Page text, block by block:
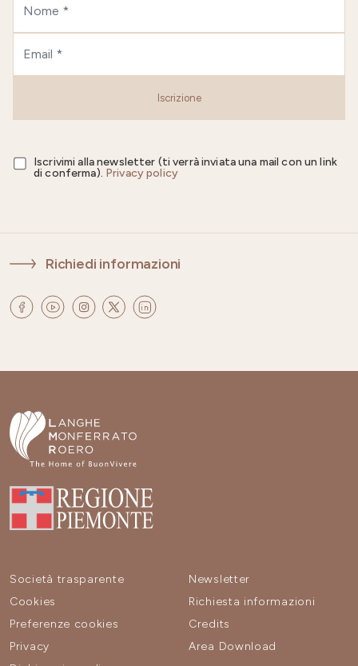
Iscrizione
Iscrivimi alla newsletter (ti verrà inviata una mail con un link
di conferma). Privacy policy
Richiedi informazioni
Società trasparente
Cookies
Preferenze cookies
Privacy
Newsletter
Richiesta informazioni
Credits
Area Download